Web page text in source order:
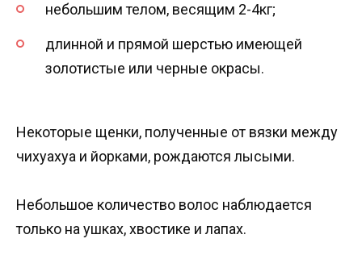
небольшим телом, весящим 2-4кг;
длинной и прямой шерстью имеющей
золотистые или черные окрасы.
Некоторые щенки, полученные от вязки между
чихуахуа и йорками, рождаются лысыми.
Небольшое количество волос наблюдается
только на ушках, хвостике и лапах.